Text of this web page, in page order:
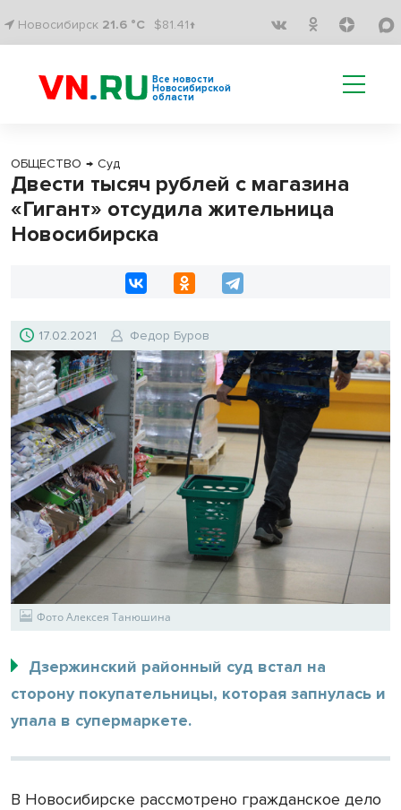
Новосибирск 21.6 °C $81.41↑
Все новости
Новосибирской
области
ОБЩЕСТВО → Суд
Двести тысяч рублей с магазина
«Гигант» отсудила жительница
Новосибирска
17.02.2021 Федор Буров
Фото Алексея Танюшина
Дзержинский районный суд встал на
сторону покупательницы, которая запнулась и
упала в супермаркете.
В Новосибирске рассмотрено гражданское дело